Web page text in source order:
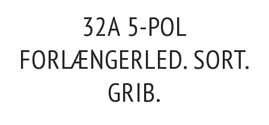
32A 5-POL
FORLÆNGERLED. SORT.
GRIB.